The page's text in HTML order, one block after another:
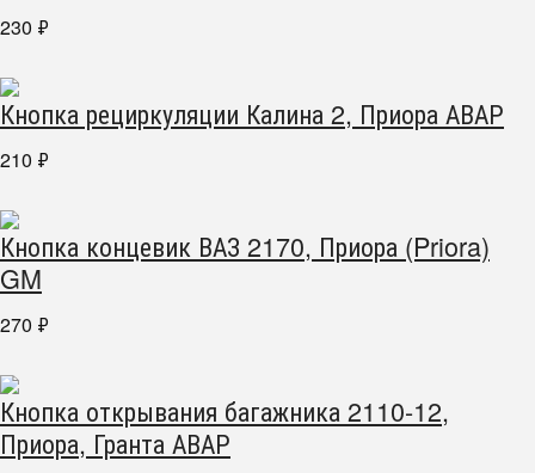
230 ₽
Кнопка рециркуляции Калина 2, Приора АВАР
210 ₽
Кнопка концевик ВАЗ 2170, Приора (Priora)
GM
270 ₽
Кнопка открывания багажника 2110-12,
Приора, Гранта АВАР